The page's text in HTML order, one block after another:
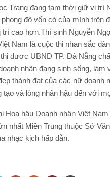
Trang đang tạm thời giữ vị
độ vốn có của mình
cao hơn.Thí sinh Nguyễn
Nam là cuộc thi nhan sắc
được UBND TP. Đà Nẵng
nhân đang sinh sống,
thành đạt của các nữ doanh
và lòng nhân hậu đến với
Hoa hậu Doanh nhân Việt
nhất Miền Trung thuộc Sở
nhạc kịch hấp dẫn.